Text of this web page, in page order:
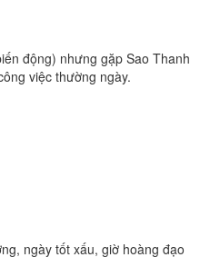
động) nhưng gặp Sao Thanh
việc thường ngày.
ngày tốt xấu, giờ hoàng đạo